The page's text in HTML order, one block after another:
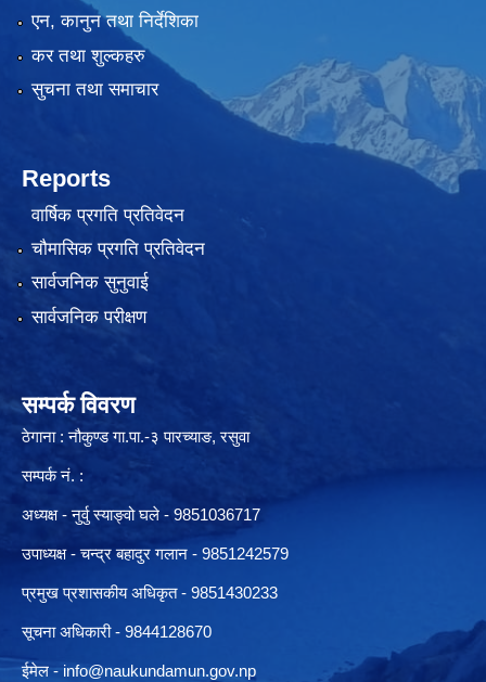
एन, कानुन तथा निर्देशिका
कर तथा शुल्कहरु
सुचना तथा समाचार
Reports
वार्षिक प्रगति प्रतिवेदन
चौमासिक प्रगति प्रतिवेदन
सार्वजनिक सुनुवाई
सार्वजनिक परीक्षण
सम्पर्क विवरण
ठेगाना : नौकुण्ड गा.पा.-३ पारच्याङ, रसुवा
सम्पर्क नं. :
अध्यक्ष - नुर्वु स्याङ्वो घले - 9851036717
उपाध्यक्ष - चन्द्र बहादुर गलान - 9851242579
प्रमुख प्रशासकीय अधिकृत - 9851430233
सूचना अधिकारी - 9844128670
ईमेल - info@naukundamun.gov.np